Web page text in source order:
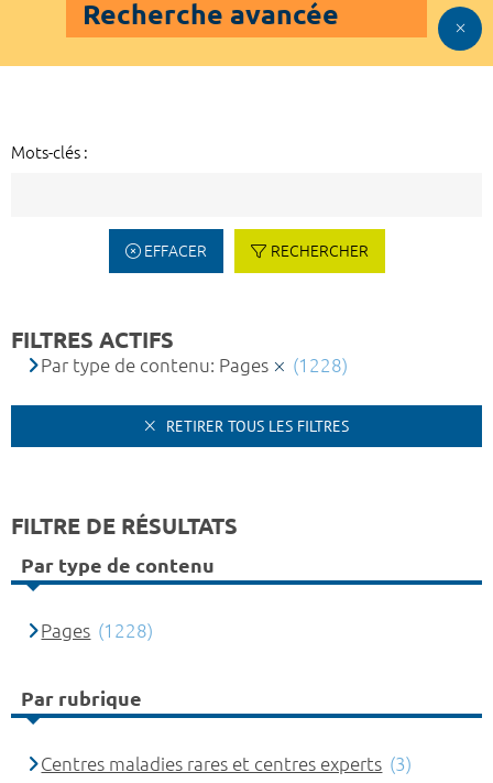
Recherche avancée
Mots-clés :
EFFACER RECHERCHER
FILTRES ACTIFS
Par type de contenu: Pages (1228)
RETIRER TOUS LES FILTRES
FILTRE DE RÉSULTATS
Par type de contenu
Pages (1228)
Par rubrique
Centres maladies rares et centres experts (3)